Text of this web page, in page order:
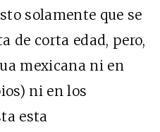
solamente que se
de corta edad, pero,
mexicana ni en
ni en los
esta